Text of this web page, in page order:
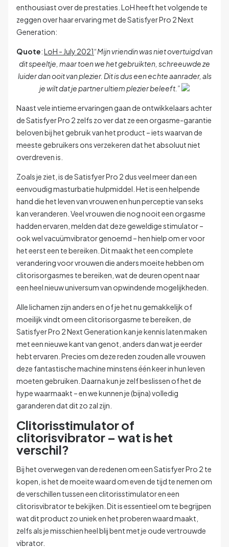
enthousiast over de prestaties. LoH heeft het volgende te
zeggen over haar ervaring met de Satisfyer Pro 2 Next
Generation:
Quote:LoH - July 2021“Mijn vriendin was niet overtuigd van
dit speeltje, maar toen we het gebruikten, schreeuwde ze
luider dan ooit van plezier. Dit is dus een echte aanrader, als
je wilt dat je partner ultiem plezier beleeft.”
Naast vele intieme ervaringen gaan de ontwikkelaars achter
de Satisfyer Pro 2 zelfs zo ver dat ze een orgasme-garantie
beloven bij het gebruik van het product – iets waarvan de
meeste gebruikers ons verzekeren dat het absoluut niet
overdreven is.
Zoals je ziet, is de Satisfyer Pro 2 dus veel meer dan een
eenvoudig masturbatie hulpmiddel. Het is een helpende
hand die het leven van vrouwen en hun perceptie van seks
kan veranderen. Veel vrouwen die nog nooit een orgasme
hadden ervaren, melden dat deze geweldige stimulator –
ook wel vacuümvibrator genoemd – hen hielp om er voor
het eerst een te bereiken. Dit maakt het een complete
verandering voor vrouwen die anders moeite hebben om
clitorisorgasmes te bereiken, wat de deuren opent naar
een heel nieuw universum van opwindende mogelijkheden.
Alle lichamen zijn anders en of je het nu gemakkelijk of
moeilijk vindt om een clitorisorgasme te bereiken, de
Satisfyer Pro 2 Next Generation kan je kennis laten maken
met een nieuwe kant van genot, anders dan wat je eerder
hebt ervaren. Precies om deze reden zouden alle vrouwen
deze fantastische machine minstens één keer in hun leven
moeten gebruiken. Daarna kun je zelf beslissen of het de
hype waarmaakt – en we kunnen je (bijna) volledig
garanderen dat dit zo zal zijn.
Clitorisstimulator of
clitorisvibrator – wat is het
verschil?
Bij het overwegen van de redenen om een Satisfyer Pro 2 te
kopen, is het de moeite waard om even de tijd te nemen om
de verschillen tussen een clitorisstimulator en een
clitorisvibrator te bekijken. Dit is essentieel om te begrijpen
wat dit product zo uniek en het proberen waard maakt,
zelfs als je misschien heel blij bent met je oude vertrouwde
vibrator.